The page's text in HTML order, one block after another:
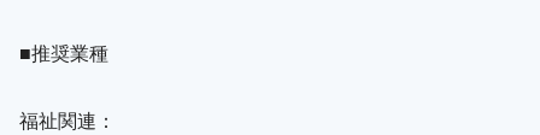
■推奨業種
福祉関連：